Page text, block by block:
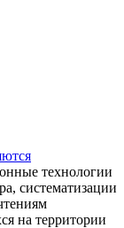
технологии
систематизации
на территории